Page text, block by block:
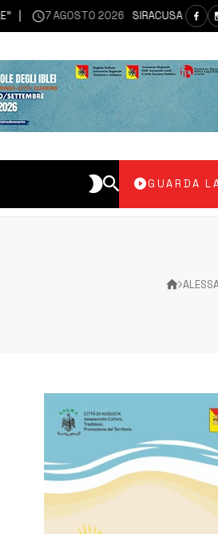
7 AGOSTO 2026 SIRACUSA | SIANO
GUARDA